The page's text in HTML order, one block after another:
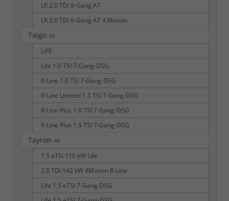
LR 2.0 TDI 8-Gang AT
LR 2.0 TDI 8-Gang AT 4 Motion
Taigo 48
LIFE
Life 1.0 TSI 7-Gang-DSG
R-Line 1.0 TSI 7-Gang-DSG
R-Line Limited 1.5 TSI 7-Gang-DSG
R-Line Plus 1.0 TSI 7-Gang-DSG
R-Line Plus 1.5 TSI 7-Gang-DSG
Tayron 48
1.5 eTSI 110 kW Life
2.0 TDI 142 kW 4Motion R-Line
Life 1.5 eTSI 7-Gang DSG